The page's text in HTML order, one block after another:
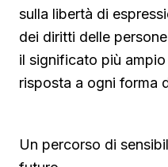
sulla libertà di
dei diritti delle
il significato più
risposta a ogni forma
Un percorso di